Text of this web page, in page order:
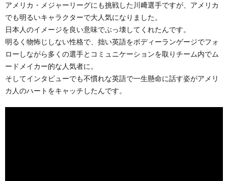
アメリカ・メジャーリーグにも挑戦した川﨑選手ですが、アメリカ
でも明るいキャラクターで大人気になりました。
日本人のイメージを良い意味でぶっ壊してくれたんです。
明るく物怖じしない性格で、拙い英語をボディーランゲージでフォ
ローしながら多くの選手とコミュニケーションを取りチーム内でム
ードメイカー的な人気者に。
そしてインタビューでも不慣れな英語で一生懸命に話す姿がアメリ
カ人のハートをキャッチしたんです。